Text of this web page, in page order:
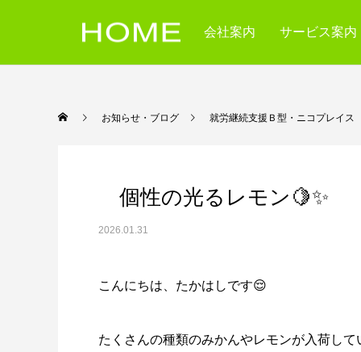
会社案内 サービス案内
お知らせ・ブログ 就労継続支援Ｂ型・ニ
個性の光るレモン🍋✨
2026.01.31
こんにちは、たかはしです😌
たくさんの種類のみかんやレモンが入荷して